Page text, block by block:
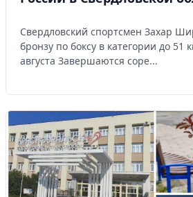
Свердловский спортсмен Захар
бронзу по боксу в категории до 51
августа Завершаются соре...